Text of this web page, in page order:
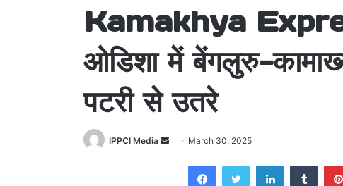
Kamakhya
ओडिशा में बेंगलुरु-
पटरी से उतरे
IPPCI Media
Send March 30, 2025
FacebookTwitter LinkedIn